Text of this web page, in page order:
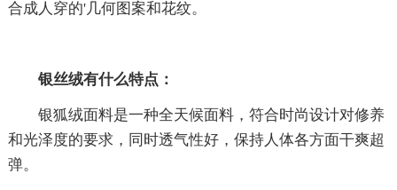
合成人穿的'几何图案和花纹。
银丝绒有什么特点：
银狐绒面料是一种全天候面料，符合时尚设计对修养
和光泽度的要求，同时透气性好，保持人体各方面干爽超
弹。